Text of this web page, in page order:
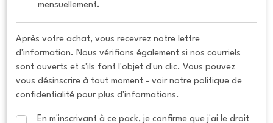
mensuellement.
Après votre achat, vous recevrez notre lettre
d'information. Nous vérifions également si nos courriels
sont ouverts et s'ils font l'objet d'un clic. Vous pouvez
vous désinscrire à tout moment - voir notre politique de
confidentialité pour plus d'informations.
En m'inscrivant à ce pack, je confirme que j'ai le droit